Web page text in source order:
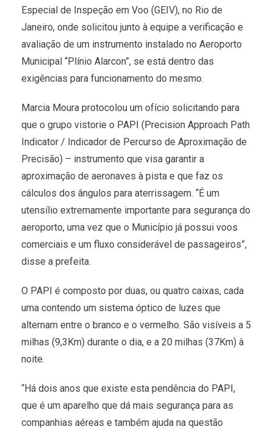
Especial de Inspeção em Voo (GEIV), no Rio de
Janeiro, onde solicitou junto à equipe a verificação e
avaliação de um instrumento instalado no Aeroporto
Municipal “Plínio Alarcon”, se está dentro das
exigências para funcionamento do mesmo.
Marcia Moura protocolou um ofício solicitando para
que o grupo vistorie o PAPI (Precision Approach Path
Indicator / Indicador de Percurso de Aproximação de
Precisão) – instrumento que visa garantir a
aproximação de aeronaves à pista e que faz os
cálculos dos ângulos para aterrissagem. “É um
utensílio extremamente importante para segurança do
aeroporto, uma vez que o Município já possui voos
comerciais e um fluxo considerável de passageiros”,
disse a prefeita.
O PAPI é composto por duas, ou quatro caixas, cada
uma contendo um sistema óptico de luzes que
alternam entre o branco e o vermelho. São visíveis a 5
milhas (9,3Km) durante o dia, e a 20 milhas (37Km) à
noite.
“Há dois anos que existe esta pendência do PAPI,
que é um aparelho que dá mais segurança para as
companhias aéreas e também ajuda na questão